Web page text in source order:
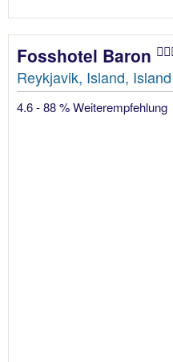
Fosshotel Baron
Reykjavik, Island, Island
4.6 - 88 % Weiterempfehlung